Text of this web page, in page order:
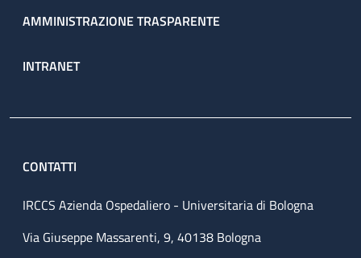
AMMINISTRAZIONE TRASPARENTE
INTRANET
CONTATTI
IRCCS Azienda Ospedaliero - Universitaria di Bologna
Via Giuseppe Massarenti, 9, 40138 Bologna